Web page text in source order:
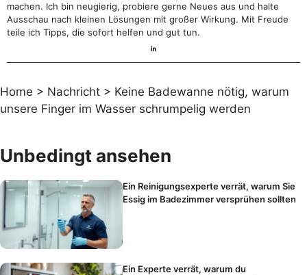
machen. Ich bin neugierig, probiere gerne Neues aus und halte
Ausschau nach kleinen Lösungen mit großer Wirkung. Mit Freude
teile ich Tipps, die sofort helfen und gut tun.
Home > Nachricht > Keine Badewanne nötig, warum
unsere Finger im Wasser schrumpelig werden
Unbedingt ansehen
Ein Reinigungsexperte verrät, warum Sie
Essig im Badezimmer versprühen sollten
Ein Experte verrät, warum du